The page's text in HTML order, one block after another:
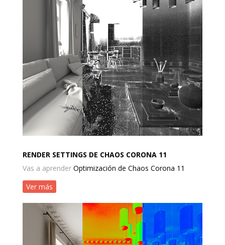
RENDER SETTINGS DE CHAOS CORONA 11
Vas a aprender Optimización de Chaos Corona 11
Ver más